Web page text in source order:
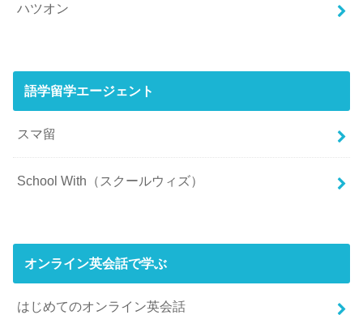
ハツオン
語学留学エージェント
スマ留
School With（スクールウィズ）
オンライン英会話で学ぶ
はじめてのオンライン英会話